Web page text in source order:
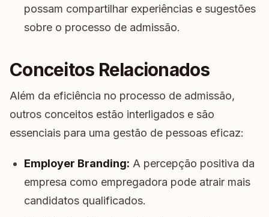
possam compartilhar experiências e sugestões
sobre o processo de admissão.
Conceitos Relacionados
Além da eficiência no processo de admissão,
outros conceitos estão interligados e são
essenciais para uma gestão de pessoas eficaz:
Employer Branding: A percepção positiva da
empresa como empregadora pode atrair mais
candidatos qualificados.